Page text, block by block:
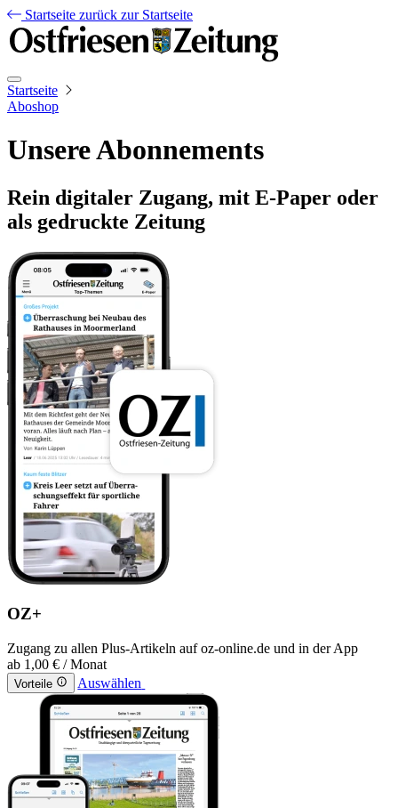
Startseite zurück zur Startseite
Startseite
Aboshop
Unsere Abonnements
Rein digitaler Zugang, mit E-Paper oder
als gedruckte Zeitung
OZ+
Zugang zu allen Plus-Artikeln auf oz-online.de und in der App
ab 1,00 € / Monat
Vorteile Auswählen